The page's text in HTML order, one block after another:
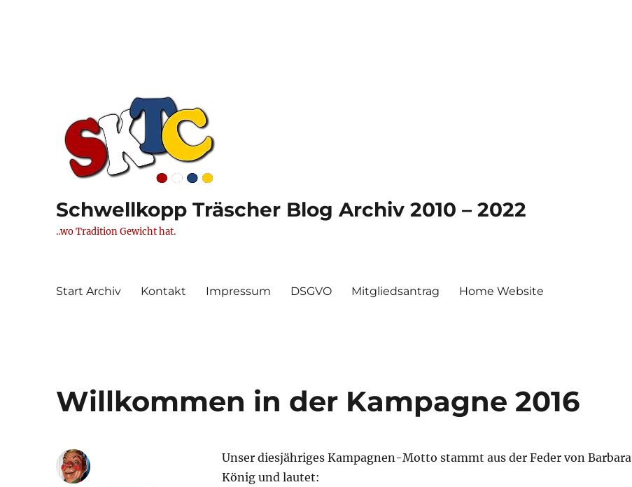
Schwellkopp Träscher Blog Archiv 2010 – 2022
..wo Tradition Gewicht hat.
Start Archiv Kontakt Impressum DSGVO Mitgliedsantrag Home Website
Willkommen in der Kampagne 2016
Unser diesjähriges Kampagnen-Motto stammt aus der Feder von Barbara
König und lautet: